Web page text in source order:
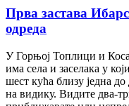
Прва застава
одреда
У Горњој Топлици и
има села и заселака у
шест кућа близу једна
на видику. Видите два-